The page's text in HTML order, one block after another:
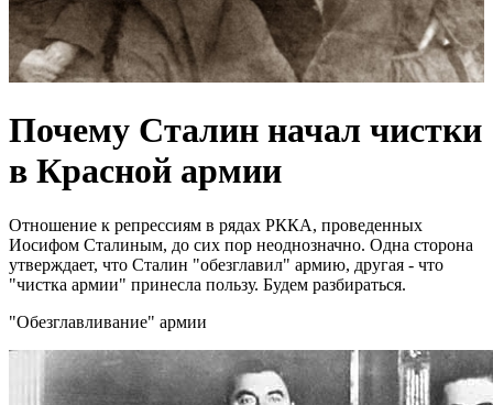
Почему Сталин начал чистки
в Красной армии
Отношение к репрессиям в рядах РККА, проведенных
Иосифом Сталиным, до сих пор неоднозначно. Одна сторона
утверждает, что Сталин "обезглавил" армию, другая - что
"чистка армии" принесла пользу. Будем разбираться.
"Обезглавливание" армии